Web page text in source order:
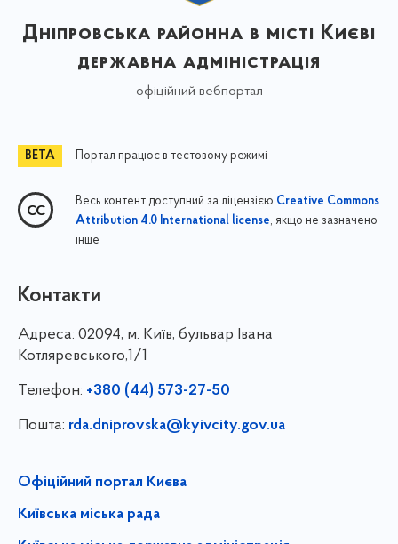
Дніпровська районна в місті Києві
державна адміністрація
офіційний вебпортал
Портал працює в тестовому режимі
Весь контент доступний за ліцензією Creative Commons
Attribution 4.0 International license, якщо не зазначено
інше
Контакти
Адреса: 02094, м. Київ, бульвар Івана
Котляревського,1/1
Телефон: +380 (44) 573-27-50
Пошта: rda.dniprovska@kyivcity.gov.ua
Офіційний портал Києва
Київська міська рада